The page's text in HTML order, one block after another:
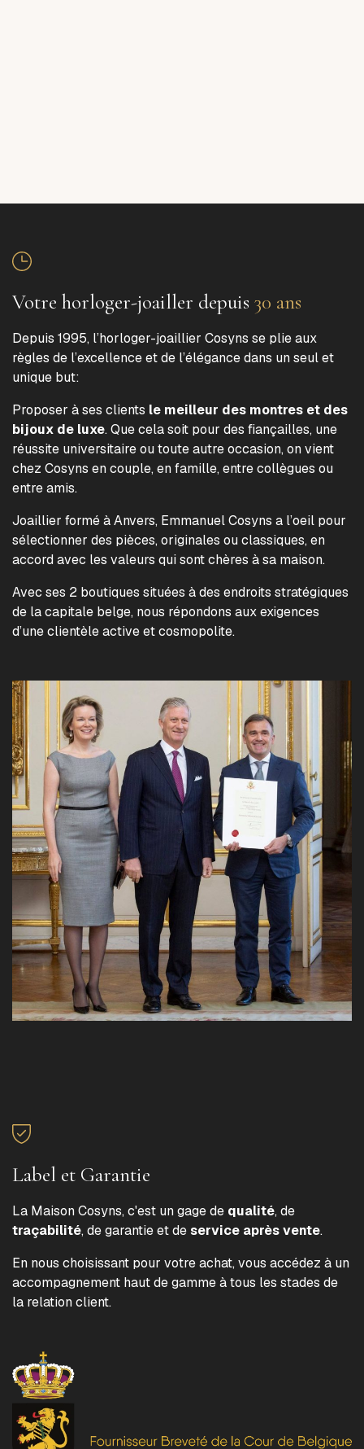
Votre horloger-joailler depuis 30 ans
Depuis 1995, l’horloger-joaillier Cosyns se plie aux
règles de l’excellence et de l’élégance dans un seul et
unique but:
Proposer à ses clients le meilleur des montres et des
bijoux de luxe. Que cela soit pour des fiançailles, une
réussite universitaire ou toute autre occasion, on vient
chez Cosyns en couple, en famille, entre collègues ou
entre amis.
Joaillier formé à Anvers, Emmanuel Cosyns a l’oeil pour
sélectionner des pièces, originales ou classiques, en
accord avec les valeurs qui sont chères à sa maison.
Avec ses 2 boutiques situées à des endroits stratégiques
de la capitale belge, nous répondons aux exigences
d’une clientèle active et cosmopolite.
Label et Garantie
La Maison Cosyns, c'est un gage de qualité, de
traçabilité, de garantie et deservice après vente.
En nous choisissant pour votre achat, vous accédez à un
accompagnement haut de gamme à tous les stades de
la relation client.